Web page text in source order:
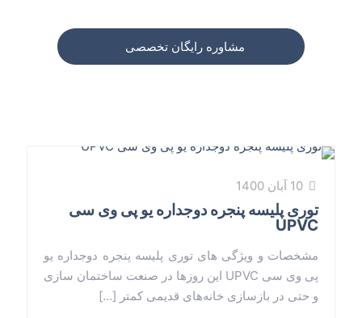
مشاوره رایگان تخصصی
10 آبان 1400
توری پلیسه پنجره دوجداره یو پی وی سی
UPVC
مشخصات و ویژگی های توری پلیسه پنجره دوجداره یو
پی وی سی UPVC این روز‌ها در صنعت ساختمان سازی
و حتی در بازسازی خانه‌های قدیمی کمتر […]